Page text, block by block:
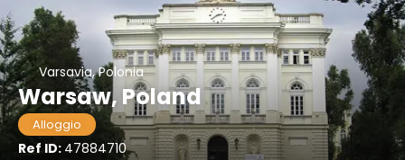
Varsavia, Polonia
Warsaw, Poland
Alloggio
Ref ID: 47884710